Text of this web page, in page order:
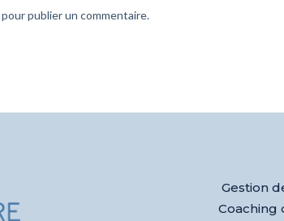
pour publier un commentaire.
Gestion
Coaching